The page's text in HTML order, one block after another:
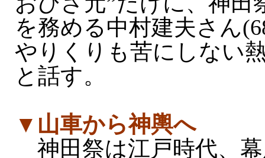
を務める中村建夫さん
やりくりも苦にしない
と話す。
▼山車から神輿へ
神田祭は江戸時代、